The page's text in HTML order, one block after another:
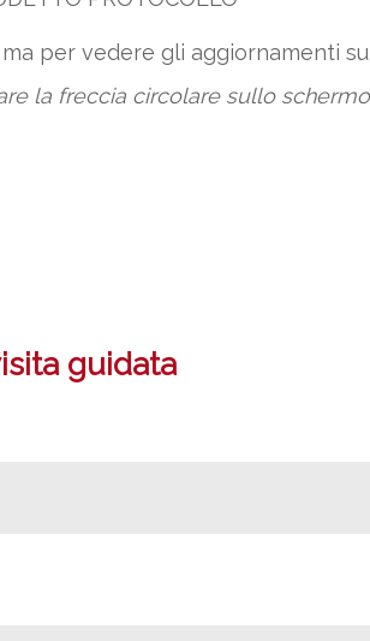
per vedere gli aggiornamenti
la freccia circolare sullo schermo
guidata